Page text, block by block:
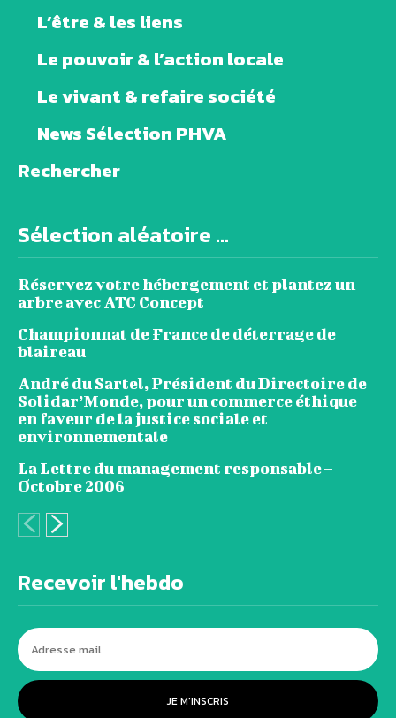
L’être & les liens
Le pouvoir & l’action locale
Le vivant & refaire société
News Sélection PHVA
Rechercher
Sélection aléatoire ...
Réservez votre hébergement et plantez un
arbre avec ATC Concept
Championnat de France de déterrage de
blaireau
André du Sartel, Président du Directoire de
Solidar’Monde, pour un commerce éthique
en faveur de la justice sociale et
environnementale
La Lettre du management responsable –
Octobre 2006
Recevoir l'hebdo
JE M'INSCRIS